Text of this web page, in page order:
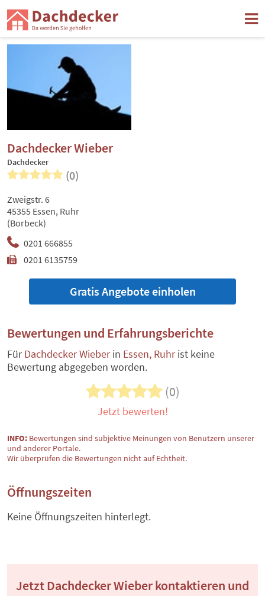
Dachdecker Wieber
Dachdecker
(0)
0201 666855
0201 6135759
Zweigstr. 6
45355 Essen, Ruhr
(Borbeck)
Gratis Angebote einholen
Bewertungen und Erfahrungsberichte
FürDachdecker Wieberin Essen, Ruhrist keine
Bewertung abgegeben worden.
(0)
Jetzt bewerten!
INFO: Bewertungen sind subjektive Meinungen von Benutzern unserer
und anderer Portale.
Wir überprüfen die Bewertungen nicht auf Echtheit.
Öffnungszeiten
Keine Öffnungszeiten hinterlegt.
Jetzt Dachdecker Wieber kontaktieren und